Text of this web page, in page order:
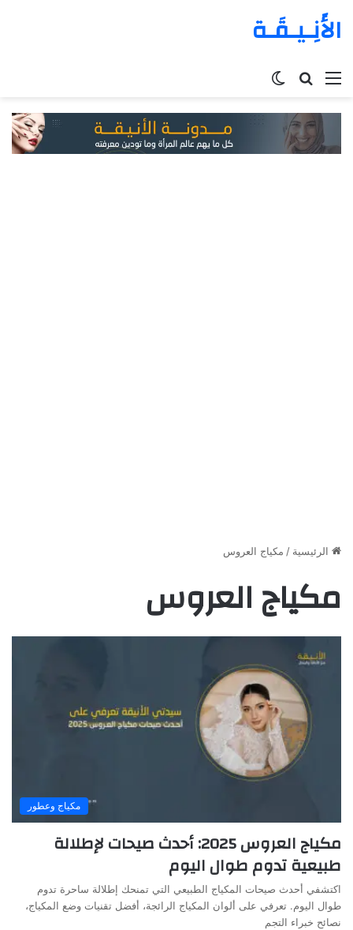
الأَنِـيـقَـة
القائمة بحث
الرئيسية / مكياج العروس
مكياج العروس
مكياج وعطور
مكياج العروس 2025: أحدث صيحات لإطلالة
طبيعية تدوم طوال اليوم
اكتشفي أحدث صيحات المكياج الطبيعي التي تمنحك إطلالة ساحرة تدوم
طوال اليوم. تعرفي على ألوان المكياج الرائجة، أفضل تقنيات وضع المكياج،
نصائح خبراء التجم